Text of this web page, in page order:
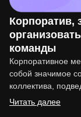
Корпоратив,
команды
Корпоративное
собой значимое
коллектива,
мотивации
Читать далее